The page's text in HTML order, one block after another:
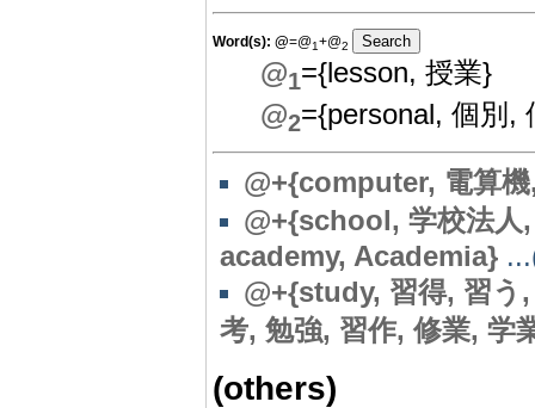
Word(s): @=@1+@2
@1={lesson, 授業}
@2={personal, 個別,
@+{computer, 電算
@+{school, 学校法人
academy, Academia}
@+{study, 習得, 習う
考, 勉強, 習作, 修業, 学
(others)